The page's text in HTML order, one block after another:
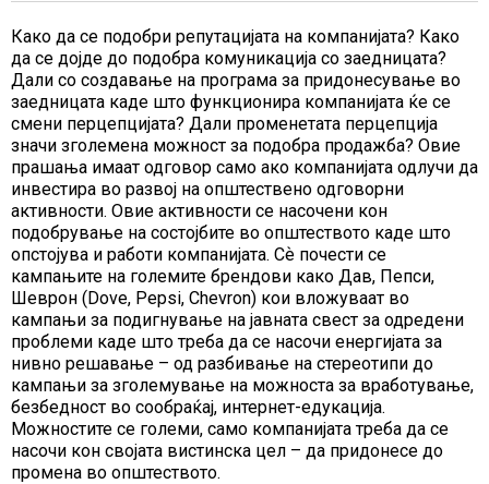
Како да се подобри репутацијата на компанијата? Како
да се дојде до подобра комуникација со заедницата?
Дали со создавање на програма за придонесување во
заедницата каде што функционира компанијата ќе се
смени перцепцијата? Дали променетата перцепција
значи зголемена можност за подобра продажба? Овие
прашања имаат одговор само ако компанијата одлучи да
инвестира во развој на општествено одговорни
активности. Овие активности се насочени кон
подобрување на состојбите во општеството каде што
опстојува и работи компанијата. Сѐ почести се
кампањите на големите брендови како Дав, Пепси,
Шеврон (Dove, Pepsi, Chevron) кои вложуваат во
кампањи за подигнување на јавната свест за одредени
проблеми каде што треба да се насочи енергијата за
нивно решавање – од разбивање на стереотипи до
кампањи за зголемување на можноста за вработување,
безбедност во сообраќај, интернет-едукација.
Можностите се големи, само компанијата треба да се
насочи кон својата вистинска цел – да придонесе до
промена во општеството.